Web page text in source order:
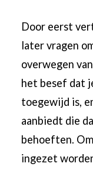
Door eerst
later vragen
overwegen
het besef dat
toegewijd is,
aanbiedt die
behoeften.
ingezet